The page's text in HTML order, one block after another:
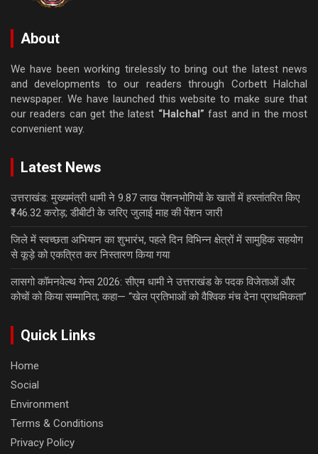
About
We have been working tirelessly to bring out the latest news
and developments to our readers through Corbett Halchal
newspaper. We have launched this website to make sure that
our readers can get the latest “Halchal” fast and in the most
convenient way.
Latest News
उत्तराखंड: मुख्यमंत्री धामी ने 9.87 लाख पेंशनभोगियों के खातों में हस्तांतरित किए
₹146.32 करोड़; डीबीटी के जरिए जुलाई माह की पेंशन जारी
जिले में स्वच्छता अभियान का शुभारंभ, पहले दिन विभिन्न क्षेत्रों में सामुहिक सहयोग
से कूड़े को एकत्रित कर निस्तारण किया गया
लासगो कॉमनवेल्थ गेम्स 2026: सीएम धामी ने उत्तराखंड के पदक विजेताओं और
कोचों को किया सम्मानित; कहा— “खेल प्रतिभाओं को वैश्विक मंच देना प्राथमिकता”
Quick Links
Home
Social
Environment
Terms & Conditions
Privacy Policy